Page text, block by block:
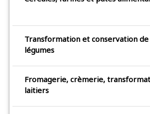
Transformation et conservation
légumes
Fromagerie, crèmerie,
laitiers